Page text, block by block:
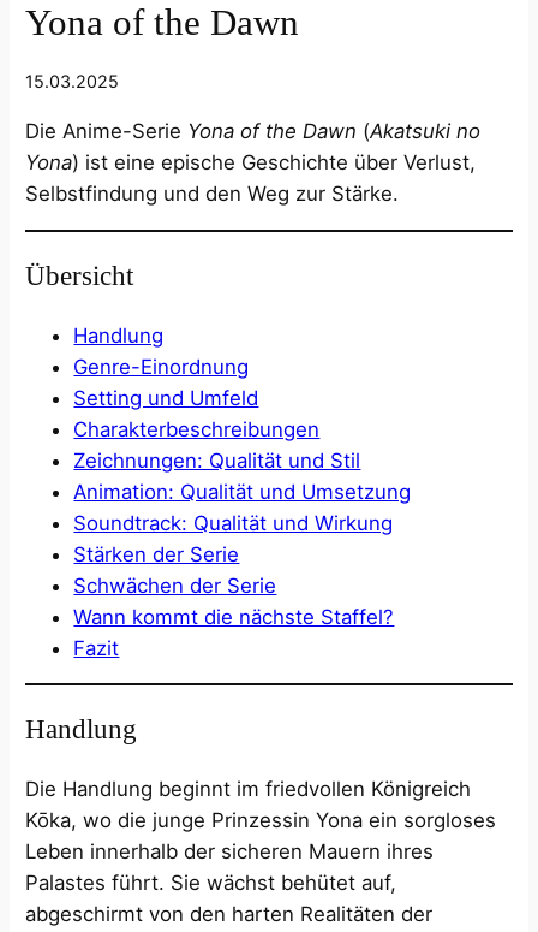
Yona of the Dawn
15.03.2025
Die Anime-Serie Yona of the Dawn (Akatsuki no
Yona) ist eine epische Geschichte über Verlust,
Selbstfindung und den Weg zur Stärke.
Übersicht
Handlung
Genre-Einordnung
Setting und Umfeld
Charakterbeschreibungen
Zeichnungen: Qualität und Stil
Animation: Qualität und Umsetzung
Soundtrack: Qualität und Wirkung
Stärken der Serie
Schwächen der Serie
Wann kommt die nächste Staffel?
Fazit
Handlung
Die Handlung beginnt im friedvollen Königreich
Kōka, wo die junge Prinzessin Yona ein sorgloses
Leben innerhalb der sicheren Mauern ihres
Palastes führt. Sie wächst behütet auf,
abgeschirmt von den harten Realitäten der